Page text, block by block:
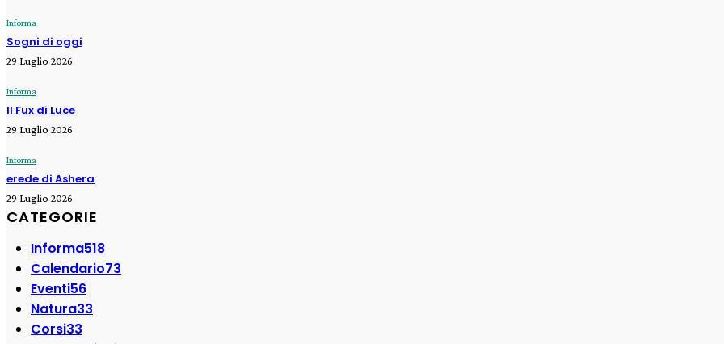
Informa
Sogni di oggi
29 Luglio 2026
Informa
Il Fux di Luce
29 Luglio 2026
Informa
erede di Ashera
29 Luglio 2026
CATEGORIE
Informa518
Calendario73
Eventi56
Natura33
Corsi33